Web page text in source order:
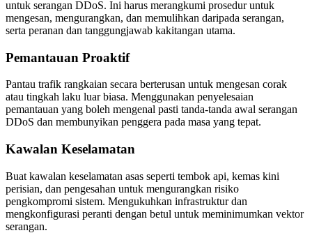
untuk serangan DDoS. Ini harus merangkumi prosedur untuk
mengesan, mengurangkan, dan memulihkan daripada serangan,
serta peranan dan tanggungjawab kakitangan utama.
Pemantauan Proaktif
Pantau trafik rangkaian secara berterusan untuk mengesan corak
atau tingkah laku luar biasa. Menggunakan penyelesaian
pemantauan yang boleh mengenal pasti tanda-tanda awal serangan
DDoS dan membunyikan penggera pada masa yang tepat.
Kawalan Keselamatan
Buat kawalan keselamatan asas seperti tembok api, kemas kini
perisian, dan pengesahan untuk mengurangkan risiko
pengkompromi sistem. Mengukuhkan infrastruktur dan
mengkonfigurasi peranti dengan betul untuk meminimumkan vektor
serangan.